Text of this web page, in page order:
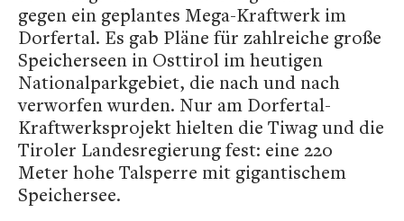
gegen ein geplantes Mega-Kraftwerk im
Dorfertal. Es gab Pläne für zahlreiche große
Speicherseen in Osttirol im heutigen
Nationalparkgebiet, die nach und nach
verworfen wurden. Nur am Dorfertal-
Kraftwerksprojekt hielten die Tiwag und die
Tiroler Landesregierung fest: eine 220
Meter hohe Talsperre mit gigantischem
Speichersee.